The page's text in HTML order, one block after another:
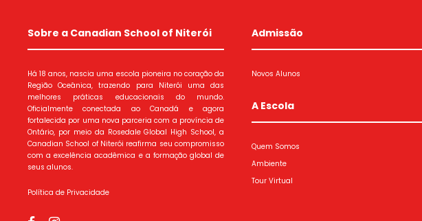
Sobre a Canadian School of Niterói
Há 18 anos, nascia uma escola pioneira no coração da
Região Oceânica, trazendo para Niterói uma das
melhores práticas educacionais do mundo.
Oficialmente conectada ao Canadá e agora
fortalecida por uma nova parceria com a província de
Ontário, por meio da Rosedale Global High School, a
Canadian School of Niterói reafirma seu compromisso
com a excelência acadêmica e a formação global de
seus alunos.
Política de Privacidade
Admissão
Novos Alunos
A Escola
Quem Somos
Ambiente
Tour Virtual